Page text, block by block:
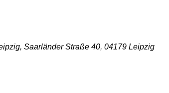
Saarländer Straße 40, 04179 Leipzig